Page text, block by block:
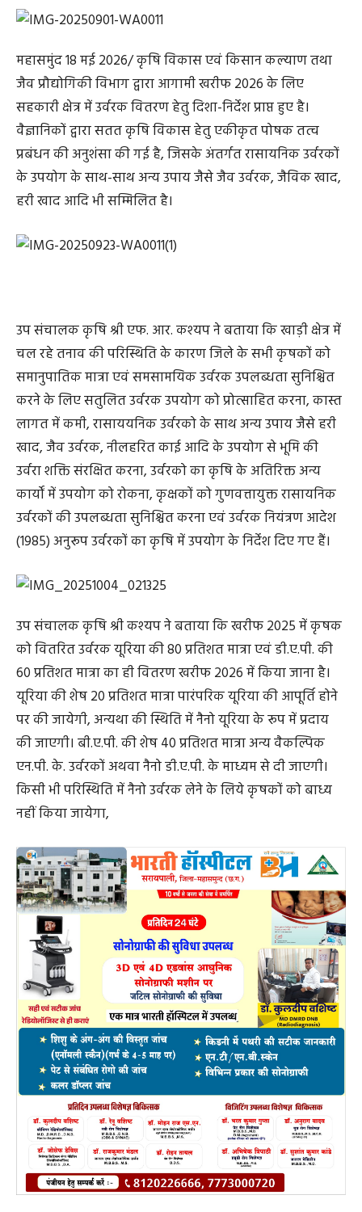
महासमुंद 18 मई 2026/ कृषि विकास एवं किसान कल्याण तथा
जैव प्रौद्योगिकी विभाग द्वारा आगामी खरीफ 2026 के लिए
सहकारी क्षेत्र में उर्वरक वितरण हेतु दिशा-निर्देश प्राप्त हुए है।
वैज्ञानिकों द्वारा सतत कृषि विकास हेतु एकीकृत पोषक तत्व
प्रबंधन की अनुशंसा की गई है, जिसके अंतर्गत रासायनिक उर्वरकों
के उपयोग के साथ-साथ अन्य उपाय जैसे जैव उर्वरक, जैविक खाद,
हरी खाद आदि भी सम्मिलित है।
उप संचालक कृषि श्री एफ. आर. कश्यप ने बताया कि खाड़ी क्षेत्र में
चल रहे तनाव की परिस्थिति के कारण जिले के सभी कृषकों को
समानुपातिक मात्रा एवं समसामयिक उर्वरक उपलब्धता सुनिश्चित
करने के लिए सतुलित उर्वरक उपयोग को प्रोत्साहित करना, कास्त
लागत में कमी, रासाययनिक उर्वरको के साथ अन्य उपाय जैसे हरी
खाद, जैव उर्वरक, नीलहरित काई आदि के उपयोग से भूमि की
उर्वरा शक्ति संरक्षित करना, उर्वरको का कृषि के अतिरिक्त अन्य
कार्यों में उपयोग को रोकना, कृक्षकों को गुणवत्तायुक्त रासायनिक
उर्वरकों की उपलब्धता सुनिश्चित करना एवं उर्वरक नियंत्रण आदेश
(1985) अनुरूप उर्वरकों का कृषि में उपयोग के निर्देश दिए गए हैं।
उप संचालक कृषि श्री कश्यप ने बताया कि खरीफ 2025 में कृषक
को वितरित उर्वरक यूरिया की 80 प्रतिशत मात्रा एवं डी.ए.पी. की
60 प्रतिशत मात्रा का ही वितरण खरीफ 2026 में किया जाना है।
यूरिया की शेष 20 प्रतिशत मात्रा पारंपरिक यूरिया की आपूर्ति होने
पर की जायेगी, अन्यथा की स्थिति में नैनो यूरिया के रूप में प्रदाय
की जाएगी। बी.ए.पी. की शेष 40 प्रतिशत मात्रा अन्य वैकल्पिक
एन.पी. के. उर्वरकों अथवा नैनो डी.ए.पी. के माध्यम से दी जाएगी।
किसी भी परिस्थिति में नैनो उर्वरक लेने के लिये कृषकों को बाध्य
नहीं किया जायेगा,